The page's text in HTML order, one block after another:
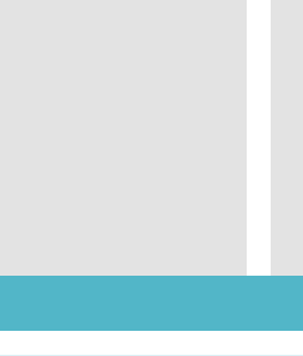
cancer de la vessie